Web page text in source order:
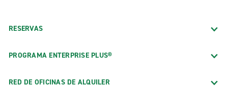
RESERVAS
PROGRAMA ENTERPRISE PLUS®
RED DE OFICINAS DE ALQUILER